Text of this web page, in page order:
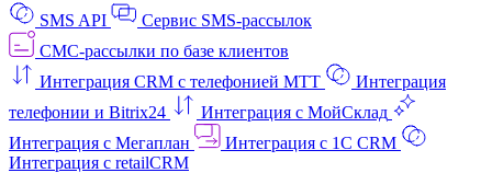
SMS API
Сервис SMS-рассылок
СМС-рассылки по базе клиентов
Интеграция CRM с телефонией МТТ
Интеграция
телефонии и Bitrix24
Интеграция с МойСклад
Интеграция с Мегаплан
Интеграция с 1C CRM
Интеграция с retailCRM